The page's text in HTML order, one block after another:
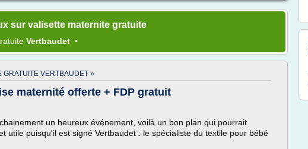
sur valisette maternite gratuite
Vertbaudet •
GRATUITE VERTBAUDET »
maternité offerte + FDP gratuit
un heureux événement, voilà un bon plan qui pourrait
utile puisqu'il est signé Vertbaudet : le spécialiste du textile pour bébé